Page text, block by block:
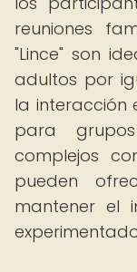
reuniones
"Lince" son
adultos por
la interacción
para
complejos
pueden
mantener el